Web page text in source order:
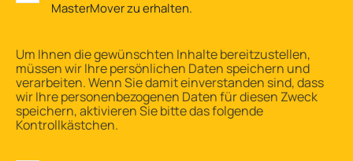
MasterMover zu erhalten.
Um Ihnen die gewünschten Inhalte bereitzustellen,
müssen wir Ihre persönlichen Daten speichern und
verarbeiten. Wenn Sie damit einverstanden sind, dass
wir Ihre personenbezogenen Daten für diesen Zweck
speichern, aktivieren Sie bitte das folgende
Kontrollkästchen.